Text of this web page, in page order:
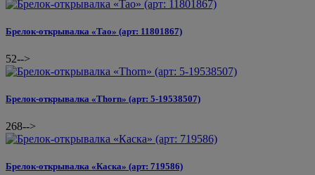
Брелок-открывалка «Tao» (арт: 11801867)
52-->
Брелок-открывалка «Thorn» (арт: 5-19538507)
268-->
Брелок-открывалка «Каска» (арт: 719586)